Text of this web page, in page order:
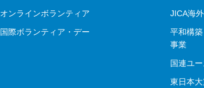
オンラインボランティア
国際ボランティア・デー
JICA海
平和構
事業
国連ユ
東日本